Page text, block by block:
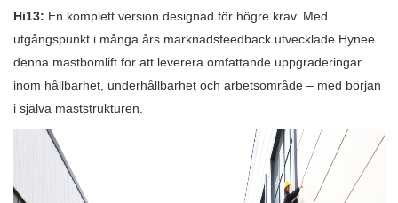
Hi13: En komplett version designad för högre krav. Med
utgångspunkt i många års marknadsfeedback utvecklade Hynee
denna mastbomlift för att leverera omfattande uppgraderingar
inom hållbarhet, underhållbarhet och arbetsområde – med början
i själva maststrukturen.